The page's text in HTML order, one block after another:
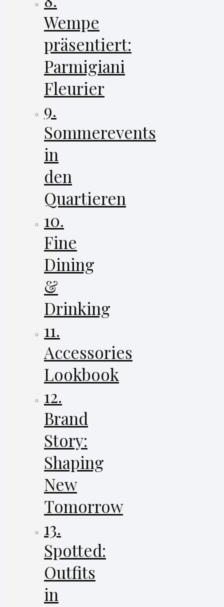
Wempe
präsentiert:
Parmigiani
Fleurier
9.
Sommerevents
in
den
Quartieren
10.
Fine
Dining
&
Drinking
11.
Accessories
Lookbook
12.
Brand
Story:
Shaping
New
Tomorrow
13.
Spotted:
Outfits
in